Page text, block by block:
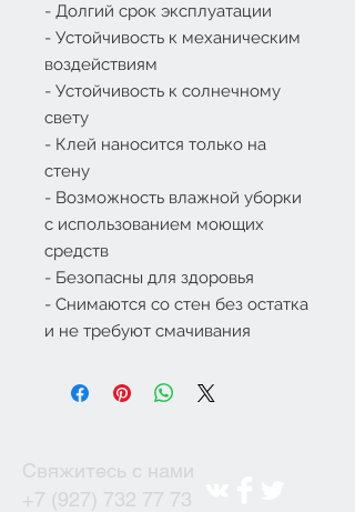
- Долгий срок эксплуатации
- Устойчивость к механическим
воздействиям
- Устойчивость к солнечному
свету
- Клей наносится только на
стену
- Возможность влажной уборки
с использованием моющих
средств
- Безопасны для здоровья
- Снимаются со стен без остатка
и не требуют смачивания
Свяжитесь с нами
+7 (927) 732 77 73